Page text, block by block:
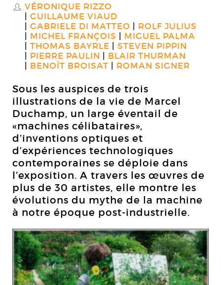
S VÉRONIQUE RIZZO
GUILLAUME VIAUD
GABRIELE DI MATTEO
ROLF JULIUS
MICHEL FRANÇOIS
MIGUEL PALMA
THOMAS BAYRLE
STEVEN PIPPIN
PIERRE PAULIN
BLAIR THURMAN
BENOÎT BROISAT
ROMAN SIGNER
Sous les auspices de trois
illustrations de la vie de Marcel
Duchamp, un large éventail de
«machines célibataires»,
d’inventions optiques et
d’expériences technologiques
contemporaines se déploie dans
l’exposition. A travers les œuvres de
plus de 30 artistes, elle montre les
évolutions du mythe de la machine
à notre époque post-industrielle.